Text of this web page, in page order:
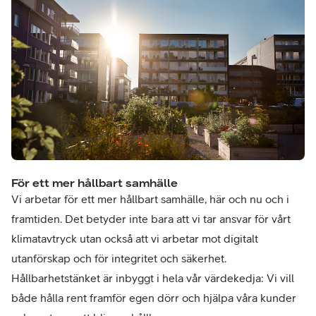
För ett mer hållbart samhälle
Vi arbetar för ett mer hållbart samhälle, här och nu och i
framtiden. Det betyder inte bara att vi tar ansvar för vårt
klimatavtryck utan också att vi arbetar mot digitalt
utanförskap och för integritet och säkerhet.
Hållbarhetstänket är inbyggt i hela vår värdekedja: Vi vill
både hålla rent framför egen dörr och hjälpa våra kunder